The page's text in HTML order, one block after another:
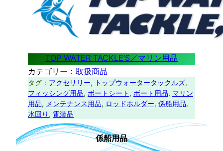
TOP WATER TACKLE’S／マリン用品
カテゴリー： 取扱商品
タグ： アクセサリー, トップウォータータックルズ
フィッシング用品, ボートシート , ボート用品, マリン
用品, メンテナンス用品, ロッドホルダー, 係船用品
水回り , 電装品
係船用品